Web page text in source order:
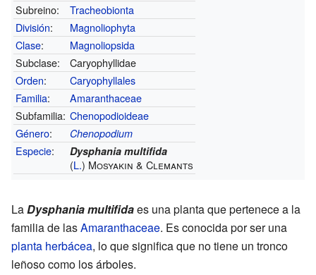
Subreino:
Tracheobionta
División:
Magnoliophyta
Clase:
Magnoliopsida
Subclase:
Caryophyllidae
Orden:
Caryophyllales
Familia:
Amaranthaceae
Subfamilia: Chenopodioideae
Género: Chenopodium
Especie: Dysphania multifida
(L.) Mosyakin & Clemants
LaDysphania multifidaes una planta que pertenece a la
familia de lasAmaranthaceae. Es conocida por ser una
planta herbácea, lo que significa que no tiene un tronco
leñoso como los árboles.